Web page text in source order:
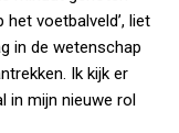
voetbalveld’, liet
in de wetenschap
Ik kijk er
in mijn nieuwe rol